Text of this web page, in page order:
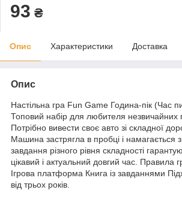
93 ₴
Опис Характеристики Доставка
Опис
Настільна гра Fun Game Година-пік (Час
Топовий набір для любителя незвичайних
Потрібно вивести своє авто зі складної
Машина застрягла в пробці і намагається
завдання різного рівня складності
цікавий і актуальний довгий час. Правила
Ігрова платформа Книга із завданнями
від трьох років.